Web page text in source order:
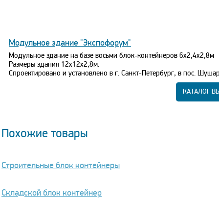
Модульное здание "Экспофорум"
Модульное здание на базе восьми блок-контейнеров 6x2,4x2,8м
Размеры здания 12х12х2,8м.
Спроектировано и установлено в г. Санкт-Петербург, в пос.
КАТАЛОГ
Похожие товары
Строительные блок контейнеры
Складской блок контейнер